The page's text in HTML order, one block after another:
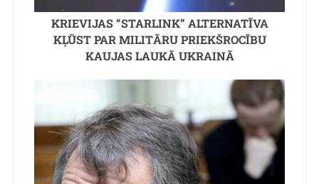
KRIEVIJAS “STARLINK” ALTERNATĪVA
KĻŪST PAR MILITĀRU PRIEKŠROCĪBU
KAUJAS LAUKĀ UKRAINĀ